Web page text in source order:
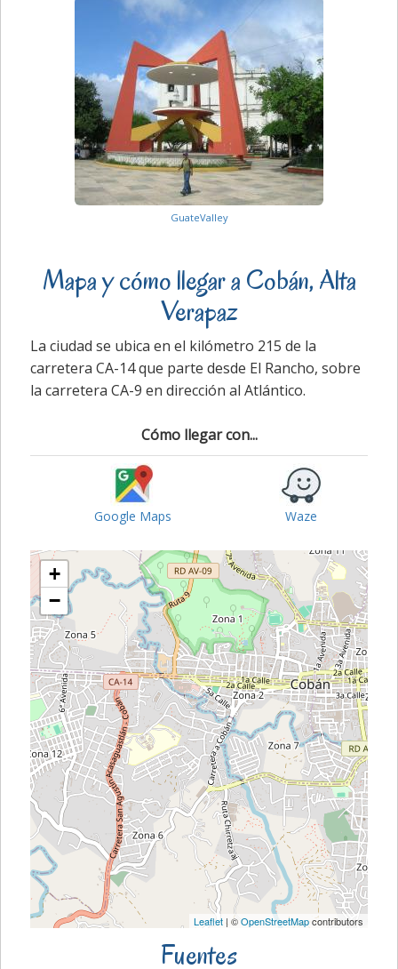
GuateValley
Mapa y cómo llegar a Cobán, Alta
Verapaz
La ciudad se ubica en el kilómetro 215 de la
carretera CA-14 que parte desde El Rancho, sobre
la carretera CA-9 en dirección al Atlántico.
Cómo llegar con...
Google Maps Waze
+
−
Leaflet| ©OpenStreetMapcontributors
Fuentes